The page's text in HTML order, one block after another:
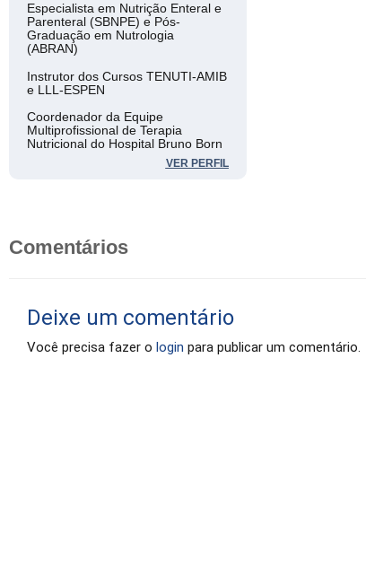
Especialista em Nutrição Enteral e
Parenteral (SBNPE) e Pós-
Graduação em Nutrologia
(ABRAN)
Instrutor dos Cursos TENUTI-AMIB
e LLL-ESPEN
Coordenador da Equipe
Multiprofissional de Terapia
Nutricional do Hospital Bruno Born
(Lajeado) e Hospital de Pronto
Professor Auxiliar da UNIVATES e
VER PERFIL
Comentários
Deixe um comentário
Você precisa fazer o login para publicar um comentário.